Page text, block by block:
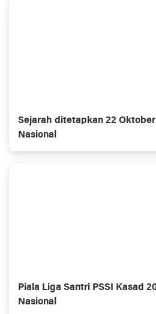
Sejarah ditetapkan 22
Nasional
Piala Liga Santri PSSI Kasad
Nasional